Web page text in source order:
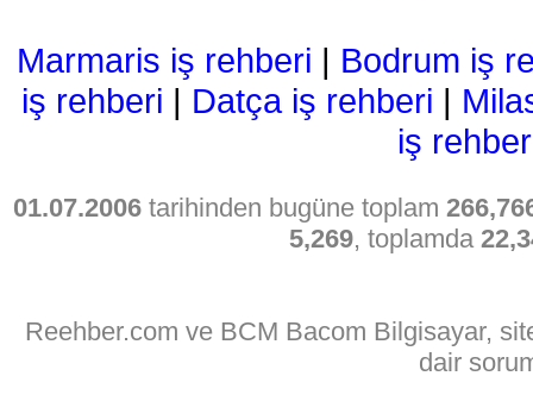
Marmaris iş rehberi | Bodrum iş
iş rehberi | Datça iş rehberi |
iş
01.07.2006 tarihinden bugüne toplam
5,269, toplamda
Reehber.com ve BCM Bacom Bilgisayar,
dair